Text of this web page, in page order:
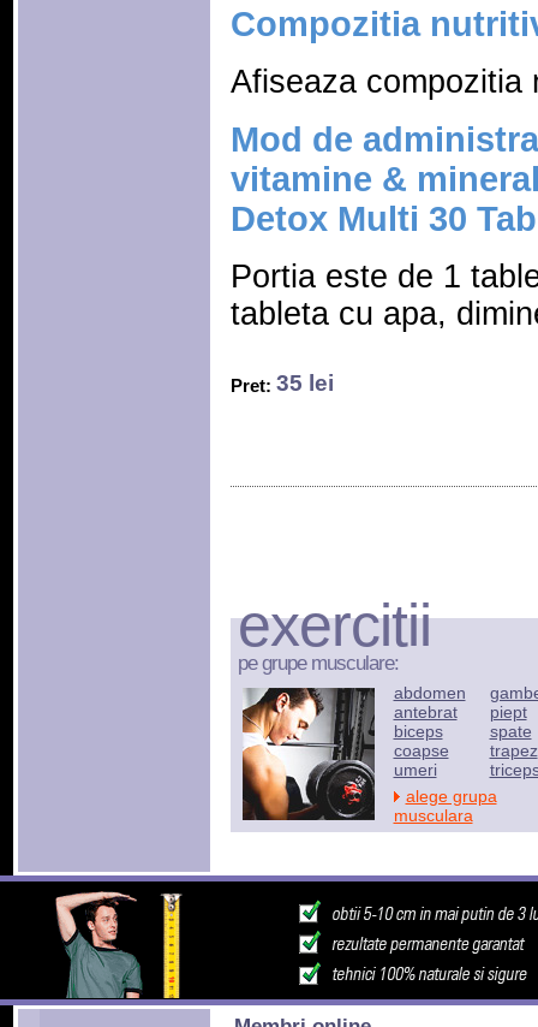
Compozitia
Afiseaza compozitia
Mod de
vitamine &
Detox Multi 30
Portia este de 1
tableta cu apa,
Pret: 35 lei
exercitii
pe grupe musculare:
abdomen
antebrat
biceps
coapse
umeri
piept
spate
trapez
alege grupa
musculara